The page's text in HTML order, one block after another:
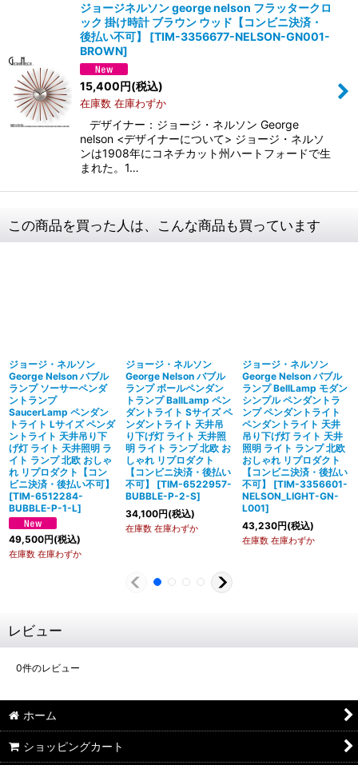
ジョージネルソン george nelson フラッタークロ
ック 掛け時計 ブラウン ウッド【コンビニ決済・
後払い不可】
[TIM-3356677-NELSON-GN001-
BROWN]
15,400円(税込)
在庫数 在庫わずか
デザイナー：ジョージ・ネルソン George
nelson <デザイナーについて> ジョージ・ネルソ
ンは1908年にコネチカット州ハートフォードで生
まれた。1…
この商品を買った人は、こんな商品も買っています
ジョージ・ネルソン
George Nelson バブル
ランプ ソーサーペンダ
ントランプ
SaucerLamp ペンダン
トライト Lサイズ ペンダ
ントライト 天井吊り下
げ灯 ライト 天井照明 ラ
イト ランプ 北欧 おしゃ
れ リプロダクト【コン
ビニ決済・後払い不可】
[TIM-6512284-
BUBBLE-P-1-L]
49,500円(税込)
在庫数 在庫わずか
ジョージ・ネルソン
George Nelson バブル
ランプ ボールペンダン
トランプ BallLamp ペン
ダントライト Sサイズ ペ
ンダントライト 天井吊
り下げ灯 ライト 天井照
明 ライト ランプ 北欧 お
しゃれ リプロダクト
【コンビニ決済・後払い
不可】
[TIM-6522957-
BUBBLE-P-2-S]
34,100円(税込)
在庫数 在庫わずか
ジョージ・ネルソン
George Nelson バブル
ランプ BellLamp モダン
シンプル ペンダントラ
ンプ ペンダントライト
ペンダントライト 天井
吊り下げ灯 ライト 天井
照明 ライト ランプ 北欧
おしゃれ リプロダクト
【コンビニ決済・後払い
不可】
[TIM-3356601-
NELSON_LIGHT-GN-
L001]
43,230円(税込)
在庫数 在庫わずか
レビュー
0件のレビュー
ホーム
ショッピングカート